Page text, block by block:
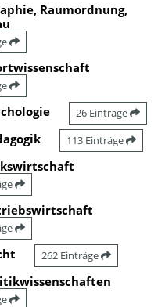
Raumordnung,
26 Einträge
113 Einträge
262 Einträge